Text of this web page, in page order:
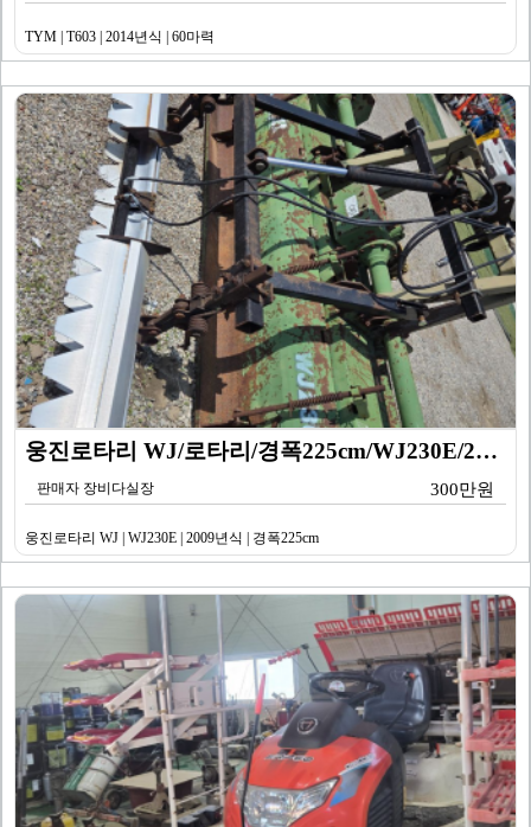
TYM | T603 | 2014년식 | 60마력
웅진로타리 WJ/로타리/경폭225cm/WJ230E/20…
판매자 장비다실장 300만원
웅진로타리 WJ | WJ230E | 2009년식 | 경폭225cm